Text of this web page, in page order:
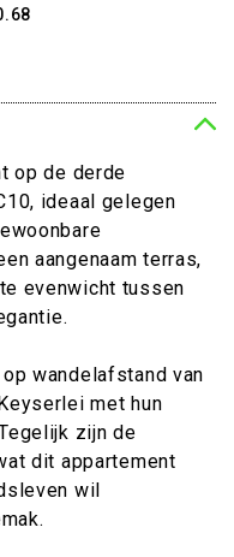
op de derde
ideaal gelegen
aangenaam terras,
evenwicht tussen
wandelafstand van
met hun
zijn de
dit appartement
wil